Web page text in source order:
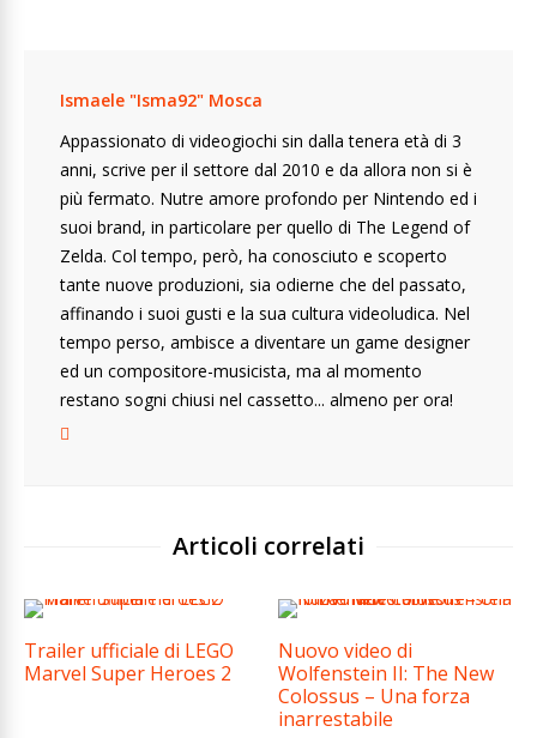
Ismaele "Isma92" Mosca
Appassionato di videogiochi sin dalla tenera età di 3
anni, scrive per il settore dal 2010 e da allora non si è
più fermato. Nutre amore profondo per Nintendo ed i
suoi brand, in particolare per quello di The Legend of
Zelda. Col tempo, però, ha conosciuto e scoperto
tante nuove produzioni, sia odierne che del passato,
affinando i suoi gusti e la sua cultura videoludica. Nel
tempo perso, ambisce a diventare un game designer
ed un compositore-musicista, ma al momento
restano sogni chiusi nel cassetto... almeno per ora!
Articoli correlati
Trailer ufficiale di LEGO
Marvel Super Heroes 2
Nuovo video di
Wolfenstein II: The New
Colossus – Una forza
inarrestabile